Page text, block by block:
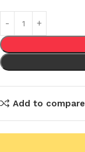
Add to compare